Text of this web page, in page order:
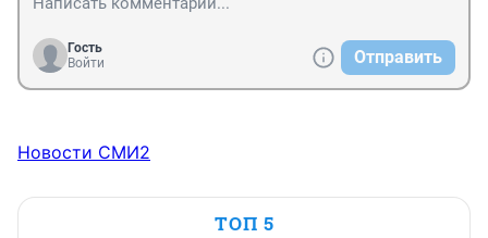
Гость
Войти
Отправить
Новости СМИ2
ТОП 5